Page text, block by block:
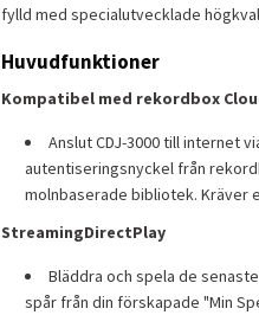
fylld med specialutvecklade
Huvudfunktioner
Kompatibel med rekordbox
Anslut CDJ-3000 till internet
autentiseringsnyckel från
molnbaserade bibliotek. Kräver
StreamingDirectPlay
Bläddra och spela de
spår från din förskapade "Min